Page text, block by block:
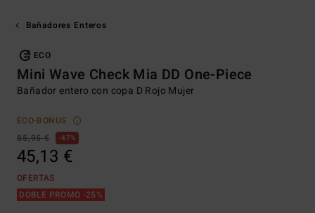
Bañadores Enteros
ECO
Mini Wave Check Mia DD One-Piece
Bañador entero con copa D Rojo Mujer
ECO-BONUS
85,95 €
47%
45,13 €
OFERTAS
DOBLE PROMO -25%